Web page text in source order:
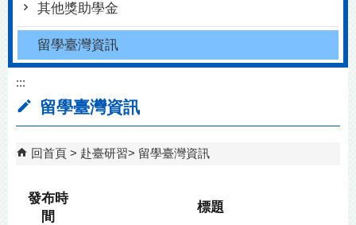
其他獎助學金
留學臺灣資訊
:::
留學臺灣資訊
回首頁 赴臺研習 留學臺灣資訊
發布時
間
標題